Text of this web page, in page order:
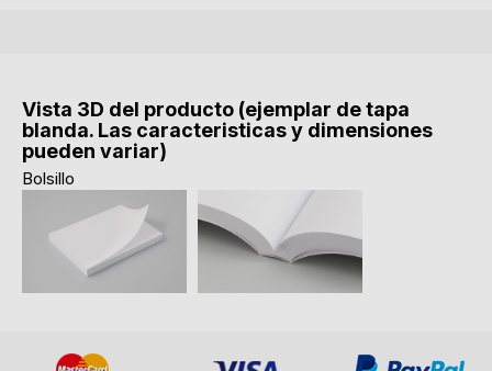
Vista 3D del producto (ejemplar de tapa
blanda. Las caracteristicas y dimensiones
pueden variar)
Bolsillo